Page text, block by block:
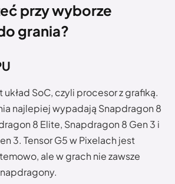
przy wyborze
grania?
układ SoC, czyli procesor z grafiką.
najlepiej wypadają Snapdragon 8
8 Elite, Snapdragon 8 Gen 3 i
3. Tensor G5 w Pixelach jest
ale w grach nie zawsze